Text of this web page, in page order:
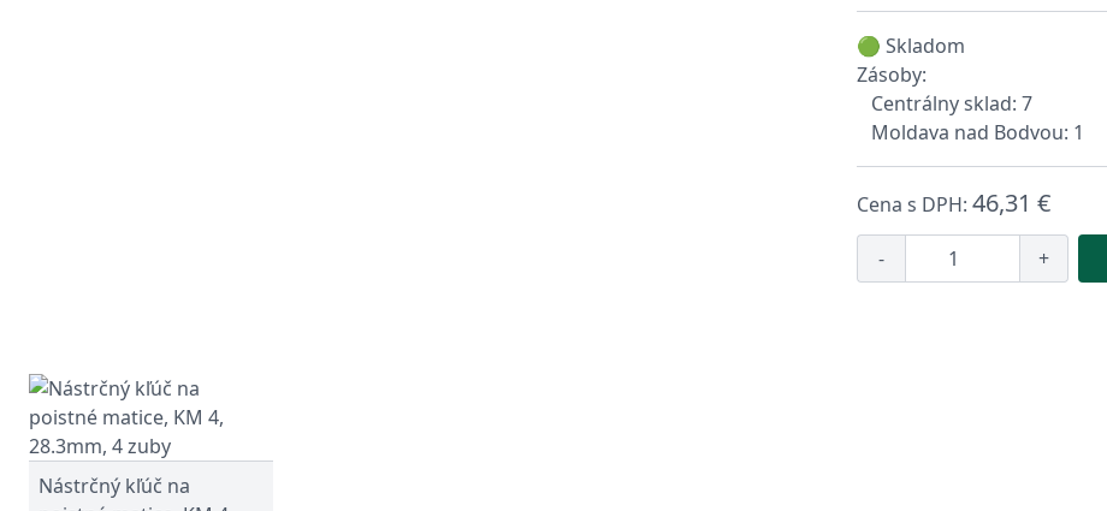
🟢 Skladom
Zásoby:
Centrálny sklad: 7
Moldava nad Bodvou: 1
Cena s DPH: 46,31 €
- +
Nástrčný kľúč na